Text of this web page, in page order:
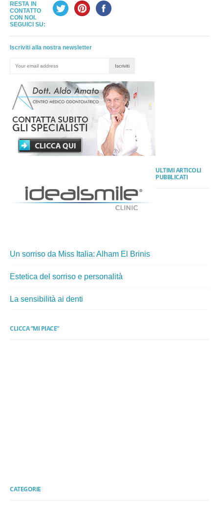
RESTA IN
CONTATTO
CON NOI.
SEGUICI SU:
Iscriviti alla nostra newsletter
ULTIMI ARTICOLI
PUBBLICATI
Un sorriso da Miss Italia: Alham El Brinis
Estetica del sorriso e personalità
La sensibilità ai denti
CLICCA “MI PIACE”
CATEGORIE